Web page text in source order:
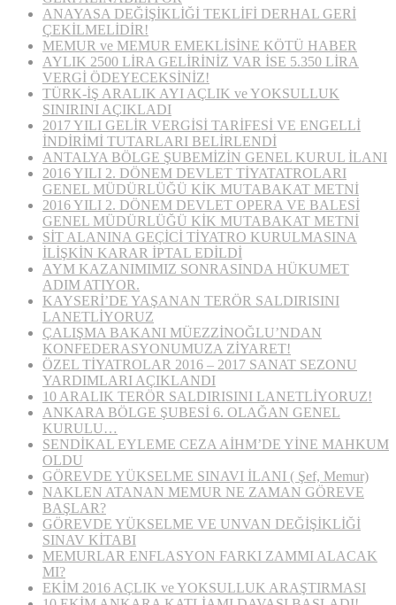
ANAYASA DEĞİŞİKLİĞİ TEKLİFİ DERHAL GERİ
ÇEKİLMELİDİR!
MEMUR ve MEMUR EMEKLİSİNE KÖTÜ HABER
AYLIK 2500 LİRA GELİRİNİZ VAR İSE 5.350 LİRA
VERGİ ÖDEYECEKSİNİZ!
TÜRK-İŞ ARALIK AYI AÇLIK ve YOKSULLUK
SINIRINI AÇIKLADI
2017 YILI GELİR VERGİSİ TARİFESİ VE ENGELLİ
İNDİRİMİ TUTARLARI BELİRLENDİ
ANTALYA BÖLGE ŞUBEMİZİN GENEL KURUL İLANI
2016 YILI 2. DÖNEM DEVLET TİYATATROLARI
GENEL MÜDÜRLÜĞÜ KİK MUTABAKAT METNİ
2016 YILI 2. DÖNEM DEVLET OPERA VE BALESİ
GENEL MÜDÜRLÜĞÜ KİK MUTABAKAT METNİ
SİT ALANINA GEÇİCİ TİYATRO KURULMASINA
İLİŞKİN KARAR İPTAL EDİLDİ
AYM KAZANIMIMIZ SONRASINDA HÜKUMET
ADIM ATIYOR.
KAYSERİ’DE YAŞANAN TERÖR SALDIRISINI
LANETLİYORUZ
ÇALIŞMA BAKANI MÜEZZİNOĞLU’NDAN
KONFEDERASYONUMUZA ZİYARET!
ÖZEL TİYATROLAR 2016 – 2017 SANAT SEZONU
YARDIMLARI AÇIKLANDI
10 ARALIK TERÖR SALDIRISINI LANETLİYORUZ!
ANKARA BÖLGE ŞUBESİ 6. OLAĞAN GENEL
KURULU…
SENDİKAL EYLEME CEZA AİHM’DE YİNE MAHKUM
OLDU
GÖREVDE YÜKSELME SINAVI İLANI ( Şef, Memur)
NAKLEN ATANAN MEMUR NE ZAMAN GÖREVE
BAŞLAR?
GÖREVDE YÜKSELME VE UNVAN DEĞİŞİKLİĞİ
SINAV KİTABI
MEMURLAR ENFLASYON FARKI ZAMMI ALACAK
MI?
EKİM 2016 AÇLIK ve YOKSULLUK ARAŞTIRMASI